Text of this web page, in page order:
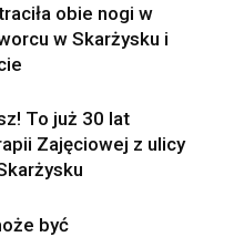
obie nogi w
w Skarżysku i
To już 30 lat
Zajęciowej z ulicy
być